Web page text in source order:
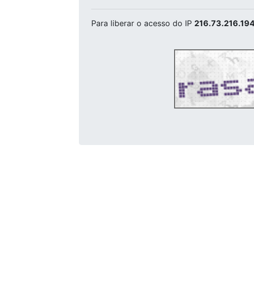
Para liberar o acesso do IP